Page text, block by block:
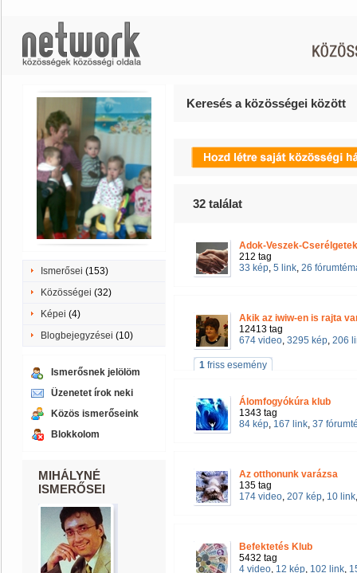
Ismerősei (153)
Közösségei (32)
Képei (4)
Blogbejegyzései (10)
Ismerősnek jelölöm
Üzenetet írok neki
Közös ismerőseink
Blokkolom
MIHÁLYNÉ
ISMERŐSEI
Keresés a közösségei között
32 találat
Adok-Veszek-
212 tag
33 kép, 5 link, 26
Akik az iwiw-en is rajta
12413 tag
674 video, 3295 kép, 206
1 friss esemény
Álomfogyókúra klub
1343 tag
84 kép, 167 link, 37
Az otthonunk varázsa
135 tag
174 video, 207 kép, 10 link
Befektetés Klub
5432 tag
4 video, 12 kép, 102 link,